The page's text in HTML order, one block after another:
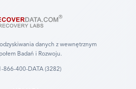
danych z wewnętrznym
Badań i Rozwoju.
866-400-DATA (3282)